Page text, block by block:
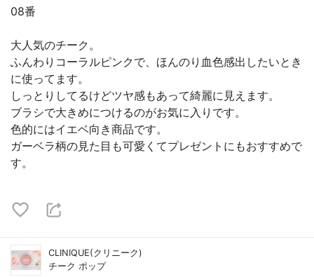
08番
大人気のチーク。
ふんわりコーラルピンクで、ほんのり血色感出したいとき
に使ってます。
しっとりしてるけどツヤ感もあって綺麗に見えます。
ブラシで大きめにつけるのがお気に入りです。
色的にはイエベ向き商品です。
ガーベラ柄の見た目も可愛くてプレゼントにもおすすめで
す。
CLINIQUE(クリニーク)
チーク ポップ